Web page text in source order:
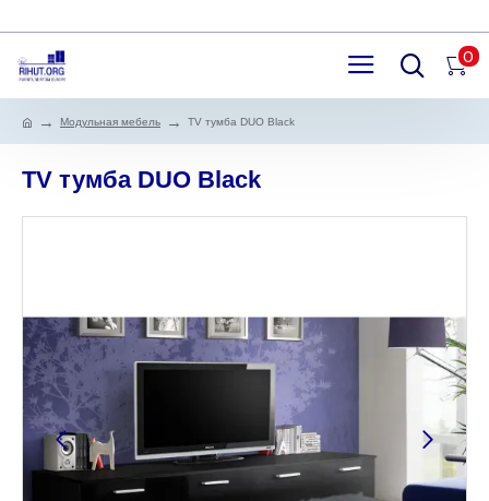
0
Модульная мебель TV тумба DUO Black
TV тумба DUO Black